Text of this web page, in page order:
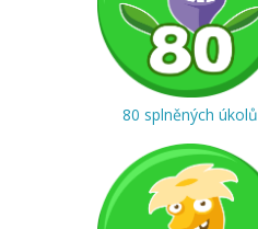
80 splněných úkolů